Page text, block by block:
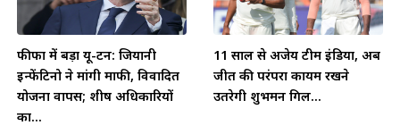
फीफा में बड़ा यू-टर्न: जियानी
इन्फेंटिनो ने मांगी माफी, विवादित
योजना वापस; शीर्ष अधिकारियों
का...
11 साल से अजेय टीम इंडिया, अब
जीत की परंपरा कायम रखने
उतरेगी शुभमन गिल...